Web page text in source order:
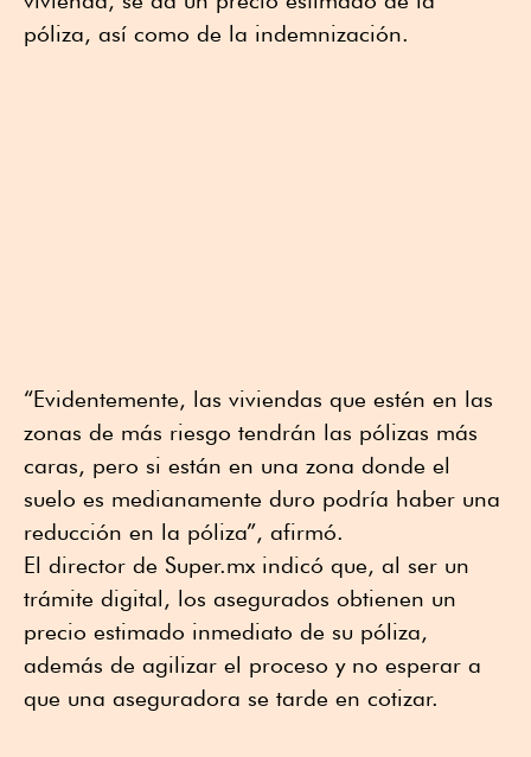
póliza, así como de la indemnización.
“Evidentemente, las viviendas que estén en las
zonas de más riesgo tendrán las pólizas más
caras, pero si están en una zona donde el
suelo es medianamente duro podría haber una
reducción en la póliza”, afirmó.
El director de Super.mx indicó que, al ser un
trámite digital, los asegurados obtienen un
precio estimado inmediato de su póliza,
además de agilizar el proceso y no esperar a
que una aseguradora se tarde en cotizar.